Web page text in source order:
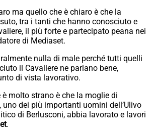
ma quello che è chiaro è che la
tra i tanti che hanno conosciuto e
il più forte e partecipato peana nei
di Mediaset.
nulla di male perché tutti quelli
il Cavaliere ne parlano bene,
di vista lavorativo.
è molto strano è che la moglie di
, uno dei più importanti uomini dell’Ulivo
di Berlusconi, abbia lavorato e lavori
.